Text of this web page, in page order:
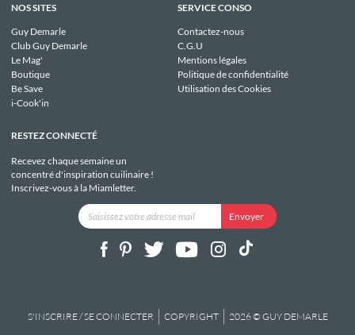
NOS SITES
Guy Demarle
Club Guy Demarle
Le Mag'
Boutique
Be Save
i-Cook'in
SERVICE CONSO
Contactez-nous
C.G.U
Mentions légales
Politique de confidentialité
Utilisation des Cookies
RESTEZ CONNECTÉ
Recevez chaque semaine un
concentré d'inspiration cuilinaire !
Inscrivez-vous à la Miamletter.
S'INSCRIRE / SE CONNECTER COPYRIGHT 2026 © GUY DEMARLE